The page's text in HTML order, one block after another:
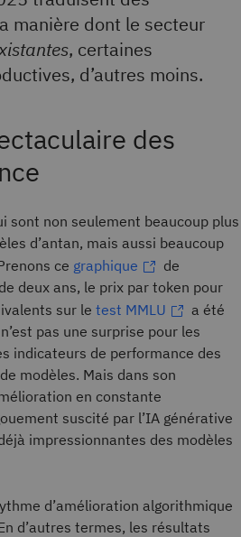
manière dont le secteur
, certaines
d’autres moins.
des
sont non seulement beaucoup plus
d’antan, mais aussi beaucoup
ce graphique
de
deux ans, le prix par token pour
sur le test MMLU
a été
pas une surprise pour les
indicateurs de performance des
modèles. Mais dans son
en constante
suscité par l’IA générative
impressionnantes des modèles
d’amélioration algorithmique
d’autres termes, les résultats